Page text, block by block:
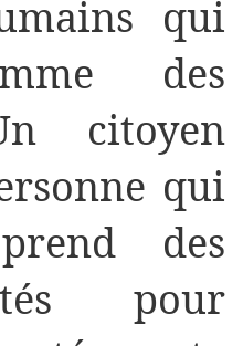
qui
des
citoyen
qui
des
pour